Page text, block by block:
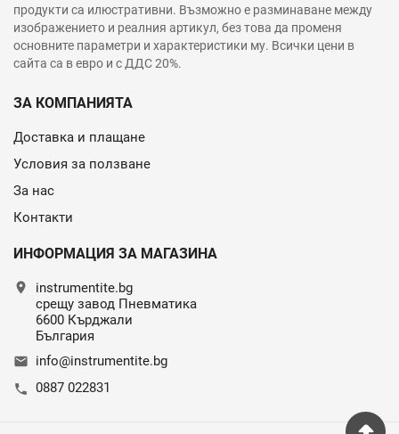
продукти са илюстративни. Възможно е разминаване между
изображението и реалния артикул, без това да променя
основните параметри и характеристики му. Всички цени в
сайта са в евро и с ДДС 20%.
ЗА КОМПАНИЯТА
Доставка и плащане
Условия за ползване
За нас
Контакти
ИНФОРМАЦИЯ ЗА МАГАЗИНА
location_on
instrumentite.bg
срещу завод Пневматика
6600 Кърджали
България
email info@instrumentite.bg
call 0887 022831